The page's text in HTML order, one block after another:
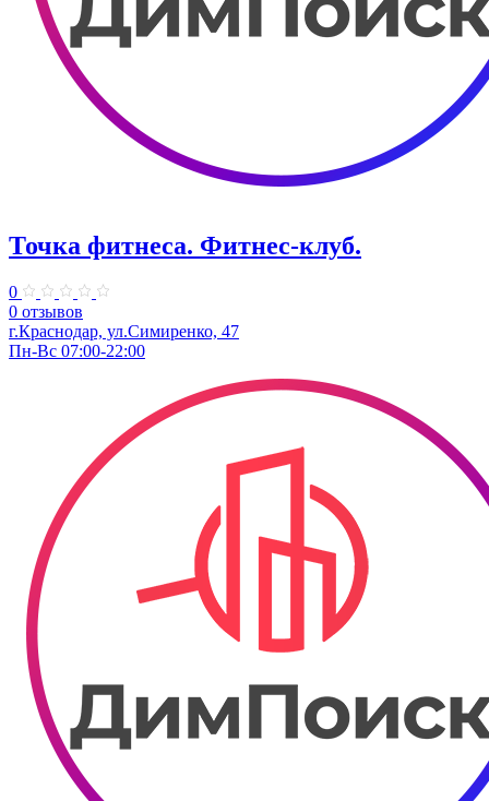
Точка фитнеса. Фитнес-клуб.
0
0 отзывов
г.Краснодар, ул.Симиренко, 47
Пн-Вс 07:00-22:00